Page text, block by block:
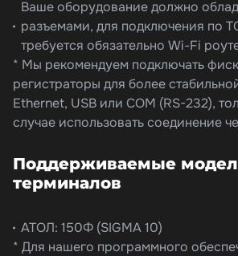
Ваше оборудование должно
разъемами, для подключения по
требуется обязательно Wi-Fi
* Мы рекомендуем подключать
регистраторы для более
Ethernet, USB или COM (RS-232),
случае использовать соединение
Поддерживаемые
терминалов
АТОЛ: 150Ф (SIGMA 10)
* Для нашего программного